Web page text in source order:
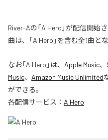
River-Aの「A Hero」が配信開
曲は、「A Hero」を含む全1曲と
なお「A Hero 」は、 Apple Music、
Music、 Amazon Music Unlimited
ができる。
各配信サービス： A Hero